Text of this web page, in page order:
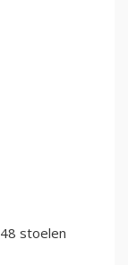
stoelen